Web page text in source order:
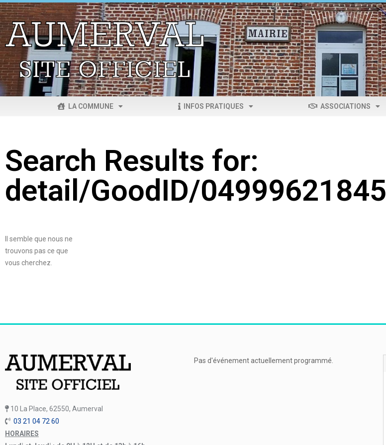
LA COMMUNE INFOS PRATIQUES ASSOCIATIONS
Search Results for:
detail/GoodID/04999621845
Il semble que nous ne
trouvons pas ce que
vous cherchez.
10 La Place, 62550, Aumerval
03 21 04 72 60
HORAIRES
Pas d'événement actuellement programmé.